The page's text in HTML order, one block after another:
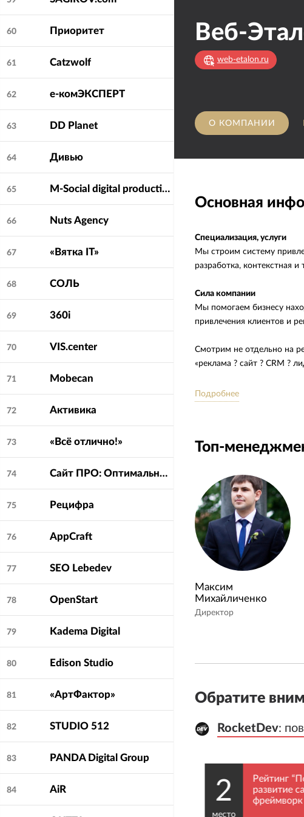
60 Приоритет
61 Catzwolf
62 е-комЭКСПЕРТ
63 DD Planet
64 Дивью
65 M-Social digital production agency
66 Nuts Agency
67 «Вятка IT»
68 СОЛЬ
69 360i
70 VIS.center
71 Mobecan
72 Активика
73 «Всё отлично!»
74 Сайт ПРO: Оптимальные решения
75 Рецифра
76 AppCraft
77 SEO Lebedev
78 OpenStart
79 Kadema Digital
80 Edison Studio
81 «АртФактор»
82 STUDIO 512
83 PANDA Digital Group
84 AiR
Веб-
web-etalon.ru
О КОМПАНИИ
Основная
Специализация, услуги
Мы строим систему
разработка, контекстная
Сила компании
Мы помогаем бизнесу
привлечения клиентов и
Смотрим не отдельно на
«реклама ? сайт ? CRM ?
Особенности работы с
Подробнее
Топ-
Максим
Михайличенко
Директор
Обратите
RocketDev:
RocketDev:
2
место
Рейтинг
развитие
фреймворк